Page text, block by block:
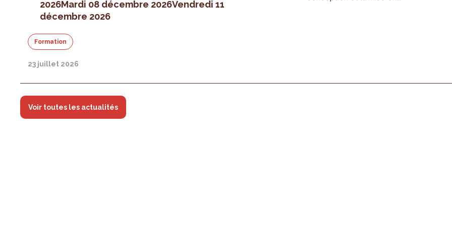
2026Mardi 08 décembre 2026Vendredi 11
décembre 2026
Formation
23 juillet 2026
Voir toutes les actualités